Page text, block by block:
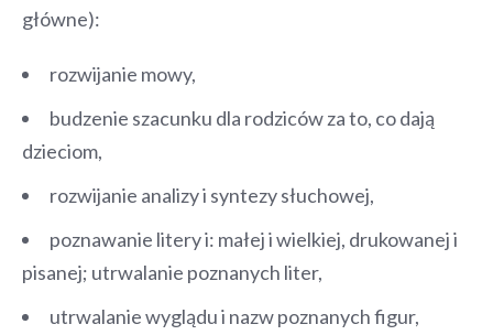
główne):
rozwijanie mowy,
budzenie szacunku dla rodziców za to, co dają
dzieciom,
rozwijanie analizy i syntezy słuchowej,
poznawanie litery i: małej i wielkiej, drukowanej i
pisanej; utrwalanie poznanych liter,
utrwalanie wyglądu i nazw poznanych figur,